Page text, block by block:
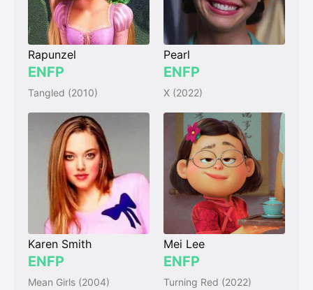
Rapunzel
ENFP
Tangled (2010)
Pearl
ENFP
X (2022)
Karen Smith
ENFP
Mean Girls (2004)
Mei Lee
ENFP
Turning Red (2022)